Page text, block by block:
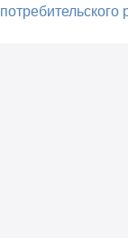
потребительского